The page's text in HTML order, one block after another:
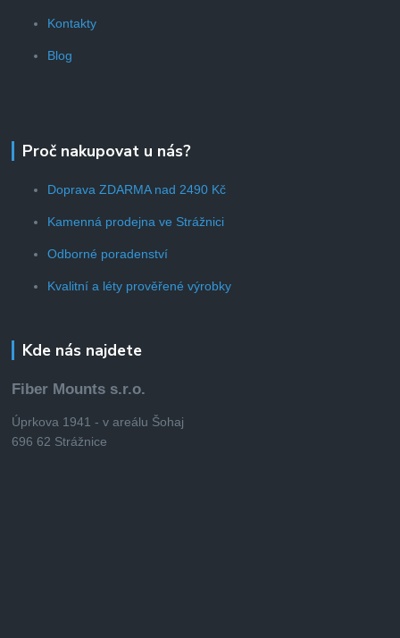
Kontakty
Blog
Proč nakupovat u nás?
Doprava ZDARMA nad 2490 Kč
Kamenná prodejna ve Strážnici
Odborné poradenství
Kvalitní a léty prověřené výrobky
Kde nás najdete
Fiber Mounts s.r.o.
Úprkova 1941 - v areálu Šohaj
696 62 Strážnice